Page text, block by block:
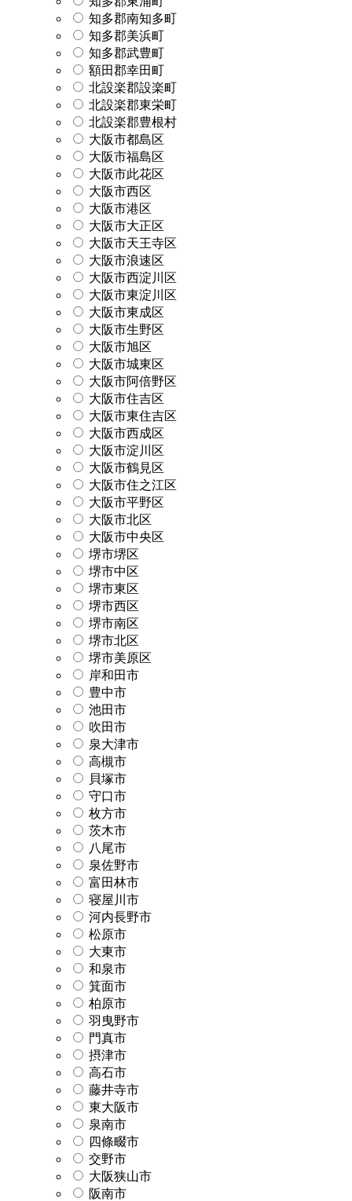
知多郡南知多町
知多郡美浜町
知多郡武豊町
額田郡幸田町
北設楽郡設楽町
北設楽郡東栄町
北設楽郡豊根村
大阪市都島区
大阪市福島区
大阪市此花区
大阪市西区
大阪市港区
大阪市大正区
大阪市天王寺区
大阪市浪速区
大阪市西淀川区
大阪市東淀川区
大阪市東成区
大阪市生野区
大阪市旭区
大阪市城東区
大阪市阿倍野区
大阪市住吉区
大阪市東住吉区
大阪市西成区
大阪市淀川区
大阪市鶴見区
大阪市住之江区
大阪市平野区
大阪市北区
大阪市中央区
堺市堺区
堺市中区
堺市東区
堺市西区
堺市南区
堺市北区
堺市美原区
岸和田市
豊中市
池田市
吹田市
泉大津市
高槻市
貝塚市
守口市
枚方市
茨木市
八尾市
泉佐野市
富田林市
寝屋川市
河内長野市
松原市
大東市
和泉市
箕面市
柏原市
羽曳野市
門真市
摂津市
高石市
藤井寺市
東大阪市
泉南市
四條畷市
交野市
大阪狭山市
阪南市